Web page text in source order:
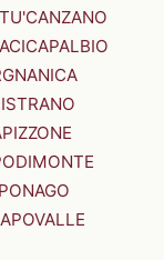
CANZANO
CAPALBIO